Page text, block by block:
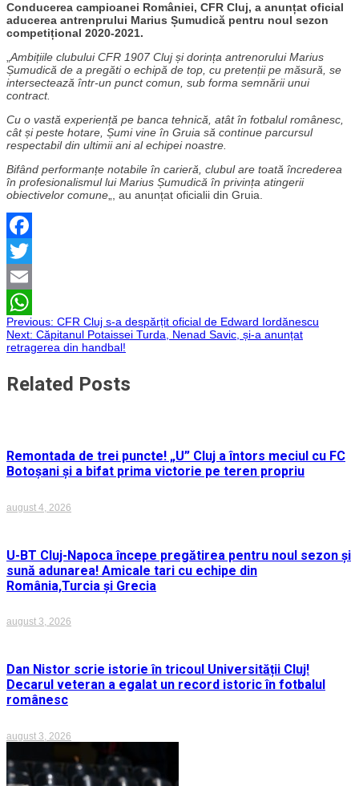
Conducerea campioanei României, CFR Cluj, a anunțat oficial
aducerea antrenprului Marius Șumudică pentru noul sezon
competițional 2020-2021.
Ambițiile clubului CFR 1907 Cluj și dorința antrenorului Marius
Șumudică de a pregăti o echipă de top, cu pretenții pe măsură, se
intersectează într-un punct comun, sub forma semnării unui
contract.
Cu o vastă experiență pe banca tehnică, atât în fotbalul românesc,
cât și peste hotare, Șumi vine în Gruia să continue parcursul
respectabil din ultimii ani al echipei noastre.
Bifând performanțe notabile în carieră, clubul are toată încrederea
în profesionalismul lui Marius Șumudică în privința atingerii
obiectivelor comune „, au anunțat oficialii din Gruia.
Facebook
Twitter
Email
WhatsApp
Navigare
în
articole
Previous: CFR Cluj s-a despărțit oficial de Edward Iordănescu
Next: Căpitanul Potaissei Turda, Nenad Savic, și-a anunțat
retragerea din handbal!
Related Posts
Remontada de trei puncte! „U” Cluj a întors meciul cu FC
Botoșani și a bifat prima victorie pe teren propriu
august 4, 2026
U-BT Cluj-Napoca începe pregătirea pentru noul sezon și
sună adunarea! Amicale tari cu echipe din
România,Turcia și Grecia
august 3, 2026
Dan Nistor scrie istorie în tricoul Universității Cluj!
Decarul veteran a egalat un record istoric în fotbalul
românesc
august 3, 2026